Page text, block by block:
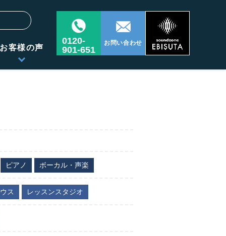
お客様の声
0120-
901-651
お問い合わせ
ピアノ ボーカル・声楽
ス レッスンスタジオ